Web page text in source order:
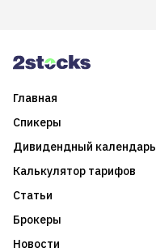
Главная
Спикеры
Дивидендный календарь
Калькулятор тарифов
Статьи
Брокеры
Новости